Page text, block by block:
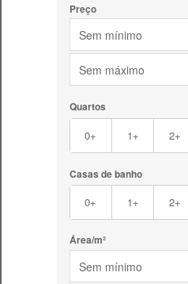
Preço
Sem mínimo
Sem máximo
Quartos
0+ 1+ 2+
Casas de banho
0+ 1+ 2+
Área/m²
Sem mínimo